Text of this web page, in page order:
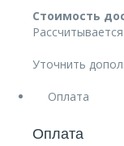
Стоимость
Уточнить
Оплата
Оплата